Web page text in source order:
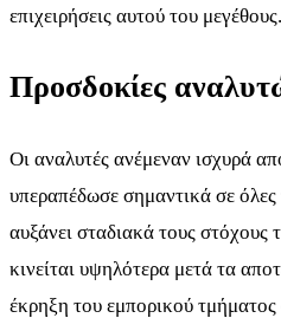
επιχειρήσεις αυτού του μεγέθους.
Προσδοκίες
Οι αναλυτές ανέμεναν ισχυρά
υπεραπέδωσε σημαντικά σε
αυξάνει σταδιακά τους στόχους
κινείται υψηλότερα μετά τα
έκρηξη του εμπορικού